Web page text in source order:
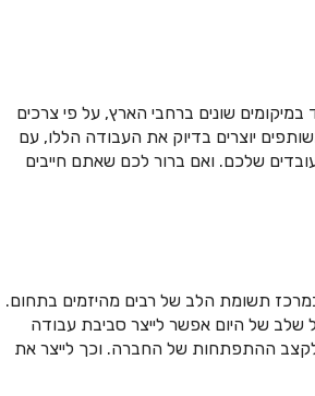
במיקומים שונים ברחבי הארץ, על פי צרכים
יוצרים בדיוק את העבודה הללו, עם
שלכם. ואם ברור לכם שאתם חייבים
במרכז תשומת הלב של רבים מהיזמים בתחום.
של היום אפשר לייצר סביבת עבודה
ההתפתחות של החברה. וכך לייצר את